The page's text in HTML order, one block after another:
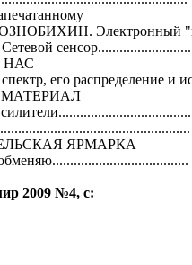
Электронный
НАС
его распределение и
ЯРМАРКА
2009 №4, с: